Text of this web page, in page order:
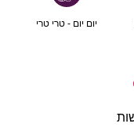
יום יום - טרי טרי